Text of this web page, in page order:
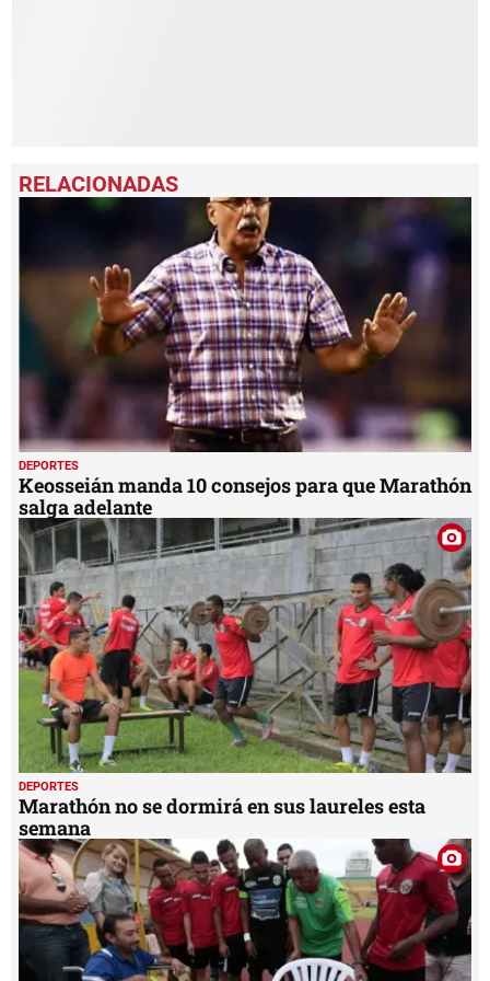
DEPORTES
Keosseián manda 10 consejos para que Marathón
salga adelante
DEPORTES
Marathón no se dormirá en sus laureles esta
semana